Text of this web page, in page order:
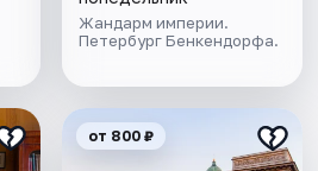
Жандарм империи.
Петербург Бенкендорфа.
от 800 ₽